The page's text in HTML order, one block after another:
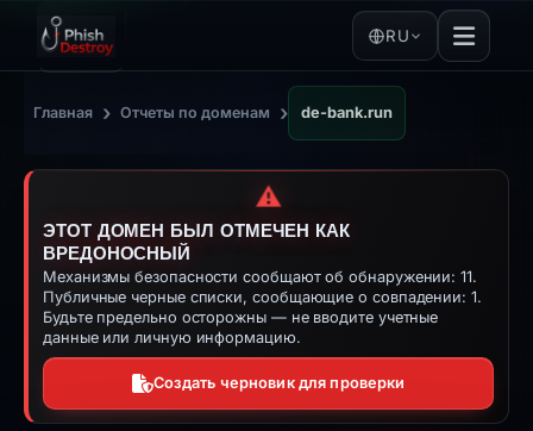
RU
Главная › Отчеты по доменам › de-bank.run
⚠️
ЭТОТ ДОМЕН БЫЛ ОТМЕЧЕН КАК
ВРЕДОНОСНЫЙ
Механизмы безопасности сообщают об обнаружении: 11.
Публичные черные списки, сообщающие о совпадении: 1.
Будьте предельно осторожны — не вводите учетные
данные или личную информацию.
Создать черновик для проверки